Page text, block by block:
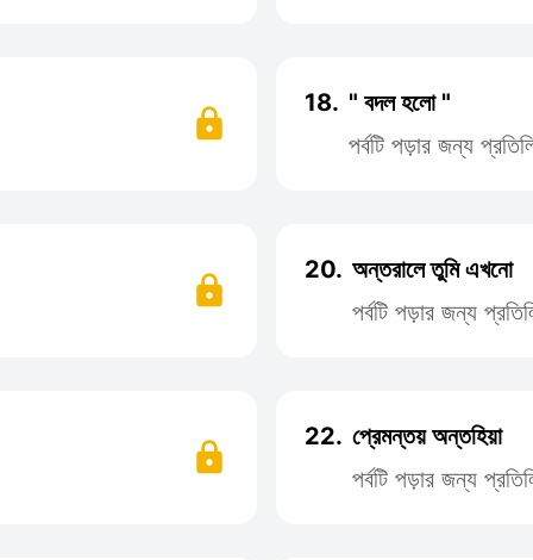
18. " বদল হলো "
পর্বটি পড়ার জন্য
20. অন্তরালে তুমি এখনো
পর্বটি পড়ার জন্য
22. প্রেমন্তয় অন্তহিয়া
পর্বটি পড়ার জন্য